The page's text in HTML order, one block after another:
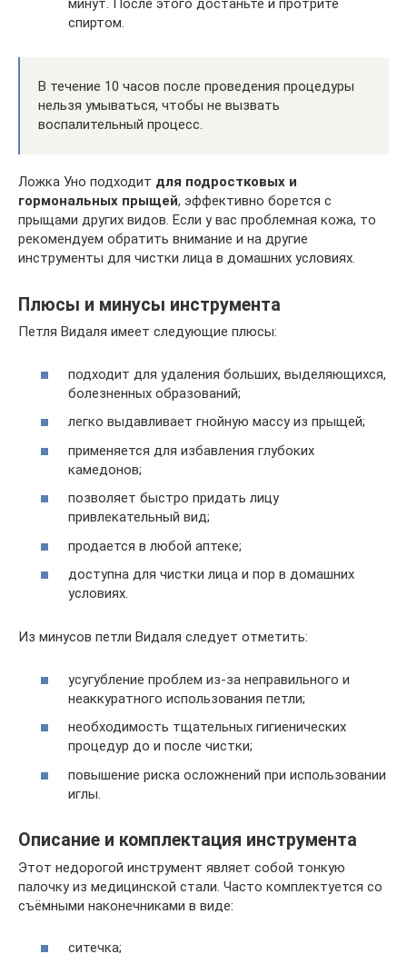
минут. После этого достаньте и протрите
спиртом.
В течение 10 часов после проведения процедуры
нельзя умываться, чтобы не вызвать
воспалительный процесс.
Ложка Уно подходит для подростковых и
гормональных прыщей, эффективно борется с
прыщами других видов. Если у вас проблемная кожа, то
рекомендуем обратить внимание и на другие
инструменты для чистки лица в домашних условиях.
Плюсы и минусы инструмента
Петля Видаля имеет следующие плюсы:
подходит для удаления больших, выделяющихся,
болезненных образований;
легко выдавливает гнойную массу из прыщей;
применяется для избавления глубоких
камедонов;
позволяет быстро придать лицу
привлекательный вид;
продается в любой аптеке;
доступна для чистки лица и пор в домашних
условиях.
Из минусов петли Видаля следует отметить:
усугубление проблем из-за неправильного и
неаккуратного использования петли;
необходимость тщательных гигиенических
процедур до и после чистки;
повышение риска осложнений при использовании
иглы.
Описание и комплектация инструмента
Этот недорогой инструмент являет собой тонкую
палочку из медицинской стали. Часто комплектуется со
съёмными наконечниками в виде:
ситечка;